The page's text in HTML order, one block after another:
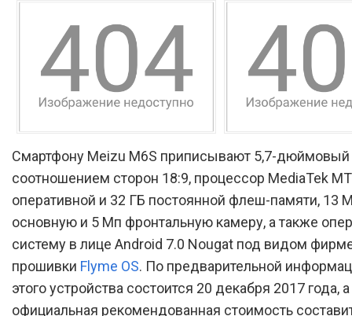
Смартфону Meizu M6S приписывают 5,7-дюймовый
соотношением сторон 18:9, процессор MediaTek
оперативной и 32 ГБ постоянной флеш-памяти, 13
основную и 5 Мп фронтальную камеру, а также
систему в лице Android 7.0 Nougat под видом
прошивки Flyme OS. По предварительной
этого устройства состоится 20 декабря 2017 года, а
официальная рекомендованная стоимость